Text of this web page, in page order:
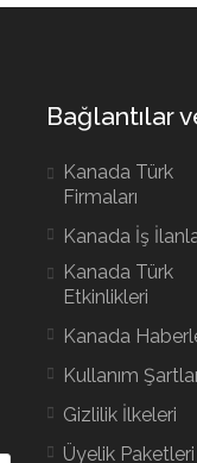
Bağlantılar
Kanada Türk
Firmaları
Kanada İş
Kanada Türk
Etkinlikleri
Kanada
Kullanım
Gizlilik İlkeleri
Üyelik Paketleri